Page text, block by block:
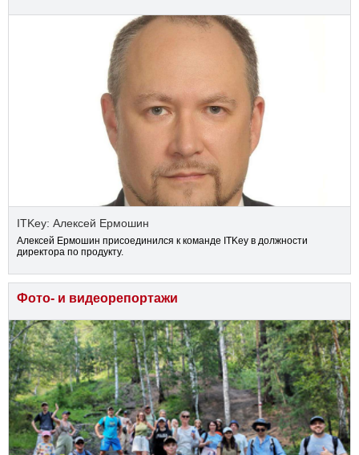
ITKey: Алексей Ермошин
Алексей Ермошин присоединился к команде ITKey в должности
директора по продукту.
Фото- и видеорепортажи